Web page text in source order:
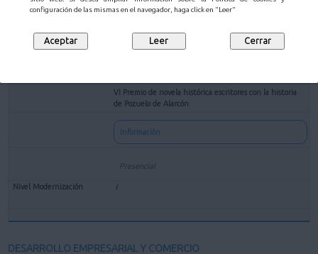
configuración de las mismas en el navegador, haga click en "Leer"
VI Premio de novela histórica escritores con la historia
de Pozuelo de Alarcón
Información
Presencial
DESARROLLO EMPRESARIAL Y COMERCIO